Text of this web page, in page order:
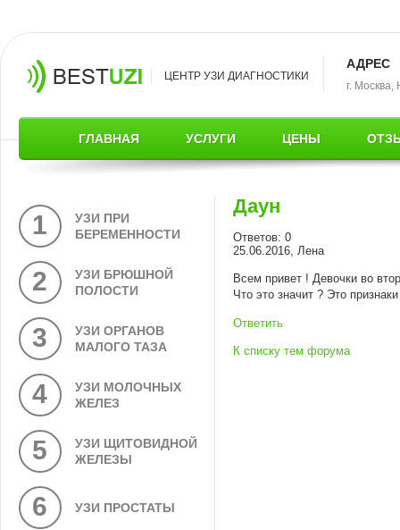
ЦЕНТР УЗИ ДИАГНОСТИКИ
АДРЕС
г. Москва,
ГЛАВНАЯ УСЛУГИ ЦЕНЫ
Даун
Ответов: 0
25.06.2016, Лена
Всем привет ! Девочки во
Что это значит ? Это
Ответить
К списку тем форума
1
УЗИ ПРИ
БЕРЕМЕННОСТИ
2
УЗИ БРЮШНОЙ
ПОЛОСТИ
3
УЗИ ОРГАНОВ
МАЛОГО ТАЗА
4
УЗИ МОЛОЧНЫХ
ЖЕЛЕЗ
5
УЗИ ЩИТОВИДНОЙ
ЖЕЛЕЗЫ
6 УЗИ ПРОСТАТЫ